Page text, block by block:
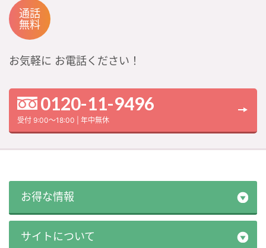
通話
無料
お気軽に お電話ください！
0120-11-9496
受付 9:00～18:00 | 年中無休
お得な情報
サイトについて